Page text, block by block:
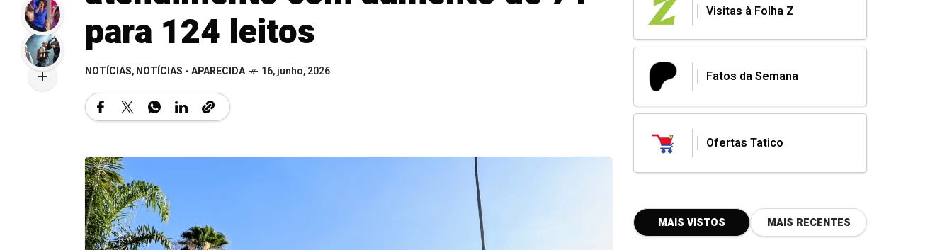
para 124 leitos
NOTÍCIAS,NOTÍCIAS - APARECIDA 16, junho, 2026
Visitas à Folha Z
Fatos da Semana
Ofertas Tatico
MAIS VISTOS MAIS RECENTES